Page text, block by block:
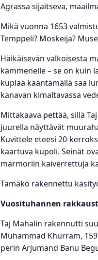
Agrassa sijaitseva,
Mikä vuonna 1653
Temppeli? Moskeija?
Häikäisevän valkoisesta
kämmenelle – se on kuin
kuplaa kääntämällä saa
kanavan kimaltavassa
Mittakaava pettää, sillä
juurella näyttävät
Kuvittele eteesi 20-
kaartuva kupoli. Seinät
marmoriin kaiverrettuja
Tämäkö rakennettu
Vuosituhannen
Taj Mahalin rakennutti
Muhammad Khurram,
perin Arjumand Banu